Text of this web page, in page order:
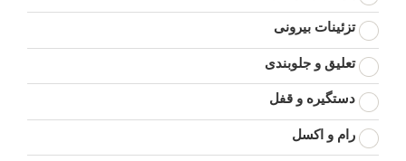
تزئینات بیرونی
تعلیق و جلوبندی
دستگیره و قفل
رام و اکسل